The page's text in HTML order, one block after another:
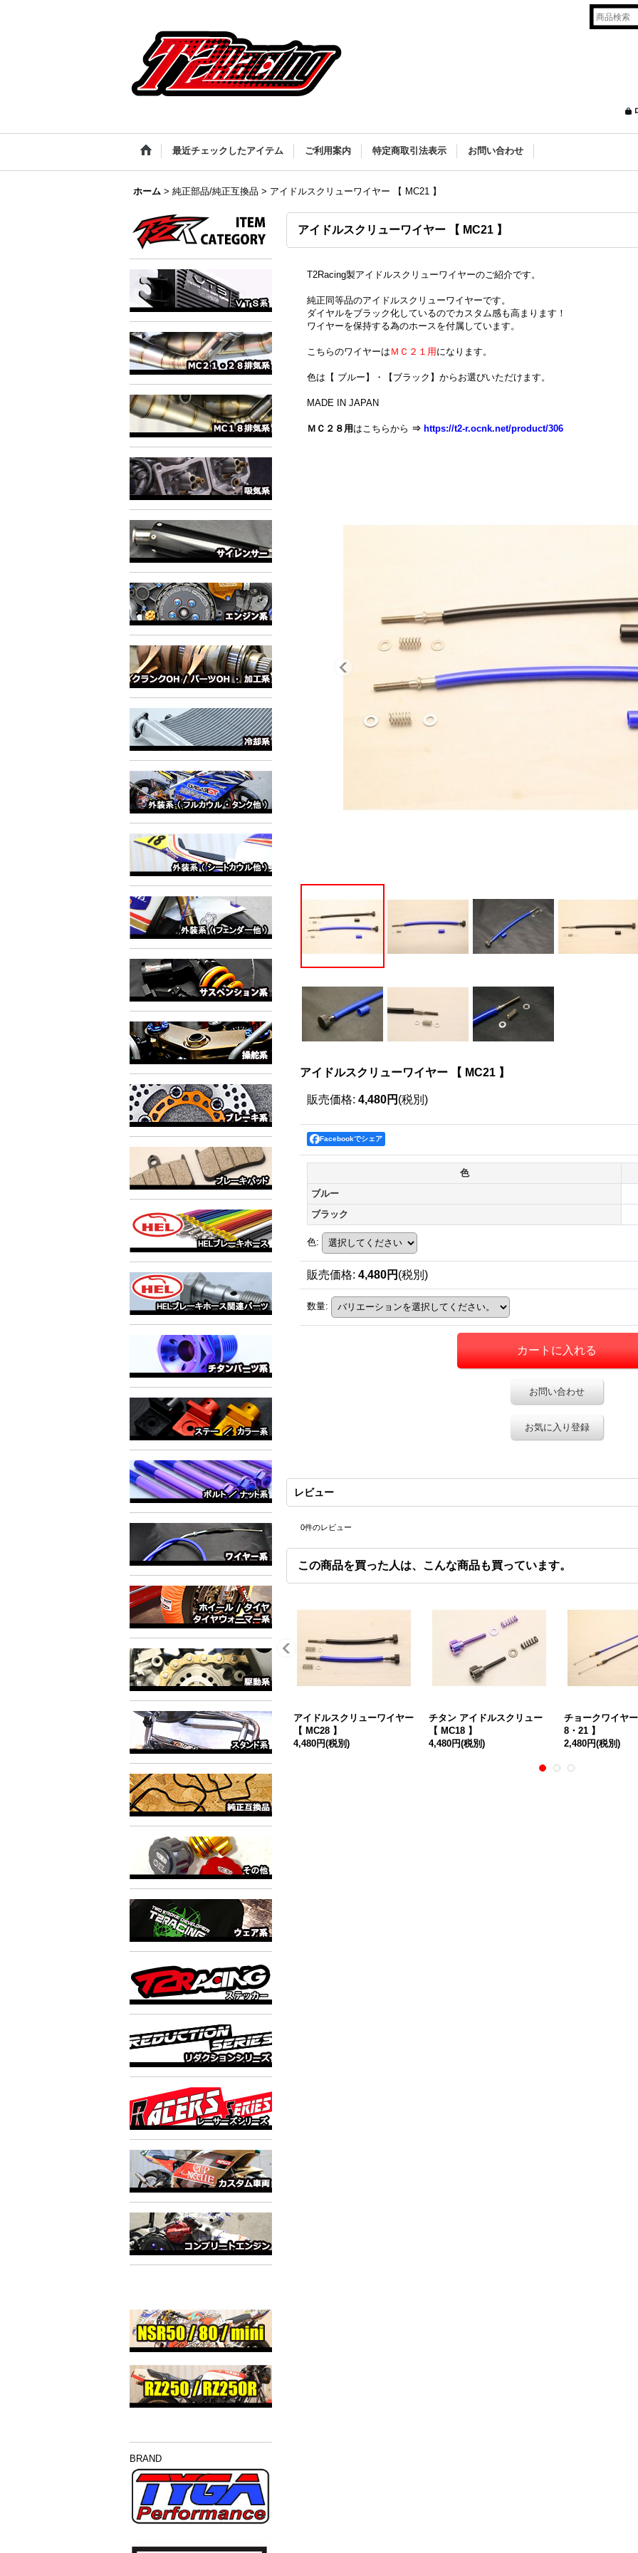
最近チェックしたアイテム ご利用案内 特定商取引法表示 お問い合わせ
ホーム > 純正部品/純正互換品 > アイドルスクリューワイヤー 【 MC21 】
BRAND
アイドルスクリューワイヤー 【 MC21 】
T2Racing製アイドルスクリューワイヤーのご紹介です。
純正同等品のアイドルスクリューワイヤーです。
ダイヤルをブラック化しているのでカスタム感も高まります！
ワイヤーを保持する為のホースを付属しています。
こちらのワイヤーは ＭＣ２１用 になります。
色は【 ブルー】・【ブラック】からお選びいただけます。
MADE IN JAPAN
ＭＣ２８用 はこちらから ⇒ https://t2-r.ocnk.net/product/306
アイドルスクリューワイヤー 【 MC21 】
販売価格: 4,480円 (税別)
Facebookでシェア
色
ブルー
ブラック
色:
販売価格: 4,480円 (税別)
数量:
お問い合わせ
お気に入り登録
レビュー
0件のレビュー
この商品を買った人は、こんな商品も買っています。
アイドルスクリューワイヤー
【 MC28 】
4,480円(税別)
チタン アイドルスクリュー
【 MC18 】
4,480円(税別)
チョークワイヤ
8・21 】
2,480円(税別)